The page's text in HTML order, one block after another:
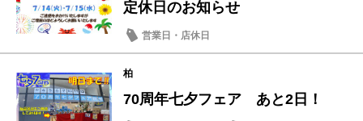
定休日のお知らせ
営業日・店休日
柏
70周年七夕フェア あと2日！